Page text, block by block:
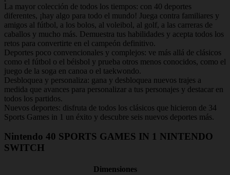
La mayor colección de todos los tiempos: con 40 deportes
diferentes, ¡hay algo para todo el mundo! Juega contra familiares y
amigos al fútbol, a los bolos, al voleibol, al golf, a las carreras de
caballos y mucho más. Demuestra tus habilidades y acepta todos los
retos para convertirte en el campeón definitivo.
Deportes poco convencionales y complejos: ve más allá de clásicos
como el fútbol o el béisbol y prueba otros menos conocidos, como el
juego de la soga en canoa o el taekwondo.
Desbloquea y personaliza: gana y desbloquea nuevos trajes a
medida que avances para personalizar a tus personajes y destacar en
todos los partidos.
Nuevos deportes: disfruta de todos los clásicos que hicieron de 34
Sports Games in 1 un éxito y descubre seis nuevos deportes más.
Nintendo 40 SPORTS GAMES IN 1 NINTENDO
SWITCH
Dimensiones